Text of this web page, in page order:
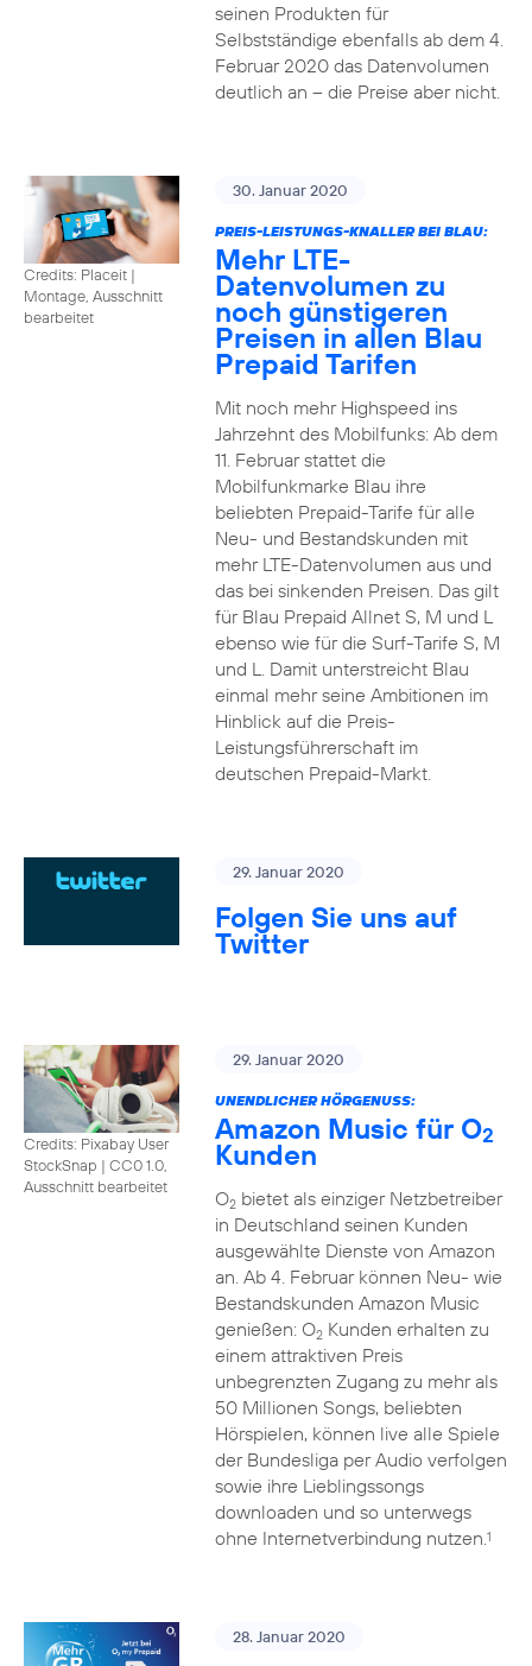
seinen Produkten für
Selbstständige ebenfalls ab dem 4.
Februar 2020 das Datenvolumen
deutlich an – die Preise aber nicht.
Credits: Placeit |
Montage, Ausschnitt
bearbeitet
30. Januar 2020
PREIS-LEISTUNGS-KNALLER BEI BLAU:
Mehr LTE-
Datenvolumen zu
noch günstigeren
Preisen in allen Blau
Prepaid Tarifen
Mit noch mehr Highspeed ins
Jahrzehnt des Mobilfunks: Ab dem
11. Februar stattet die
Mobilfunkmarke Blau ihre
beliebten Prepaid-Tarife für alle
Neu- und Bestandskunden mit
mehr LTE-Datenvolumen aus und
das bei sinkenden Preisen. Das gilt
für Blau Prepaid Allnet S, M und L
ebenso wie für die Surf-Tarife S, M
und L. Damit unterstreicht Blau
einmal mehr seine Ambitionen im
Hinblick auf die Preis-
Leistungsführerschaft im
deutschen Prepaid-Markt.
29. Januar 2020
Folgen Sie uns auf
Twitter
Credits: Pixabay User
StockSnap | CC0 1.0,
Ausschnitt bearbeitet
29. Januar 2020
UNENDLICHER HÖRGENUSS:
Amazon Music für O2
Kunden
O2bietet als einziger Netzbetreiber
in Deutschland seinen Kunden
ausgewählte Dienste von Amazon
an. Ab 4. Februar können Neu- wie
Bestandskunden Amazon Music
genießen: O2Kunden erhalten zu
einem attraktiven Preis
unbegrenzten Zugang zu mehr als
50 Millionen Songs, beliebten
Hörspielen, können live alle Spiele
der Bundesliga per Audio verfolgen
sowie ihre Lieblingssongs
downloaden und so unterwegs
ohne Internetverbindung nutzen.1
28. Januar 2020